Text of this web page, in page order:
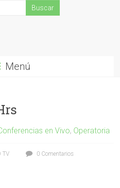
Menú
en Vivo, Operatoria
TV 0 Comentarios